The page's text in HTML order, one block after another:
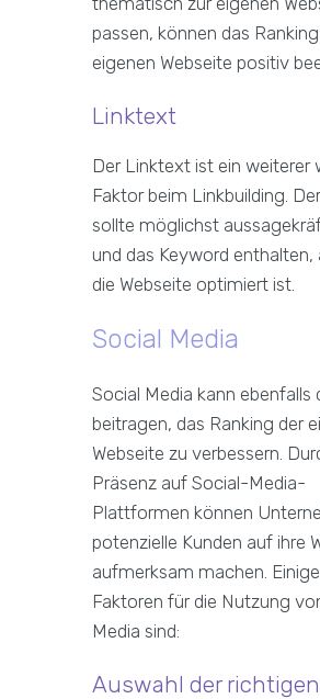
passen, können das
eigenen Webseite positiv
Linktext
Der Linktext ist ein weiterer
Faktor beim Linkbuilding.
sollte möglichst
und das Keyword enthalten,
die Webseite optimiert ist.
Social Media
Social Media kann ebenfalls
beitragen, das Ranking der
Webseite zu verbessern.
Präsenz auf Social-Media-
Plattformen können
potenzielle Kunden auf ihre
aufmerksam machen.
Faktoren für die Nutzung
Media sind:
Auswahl der richtigen